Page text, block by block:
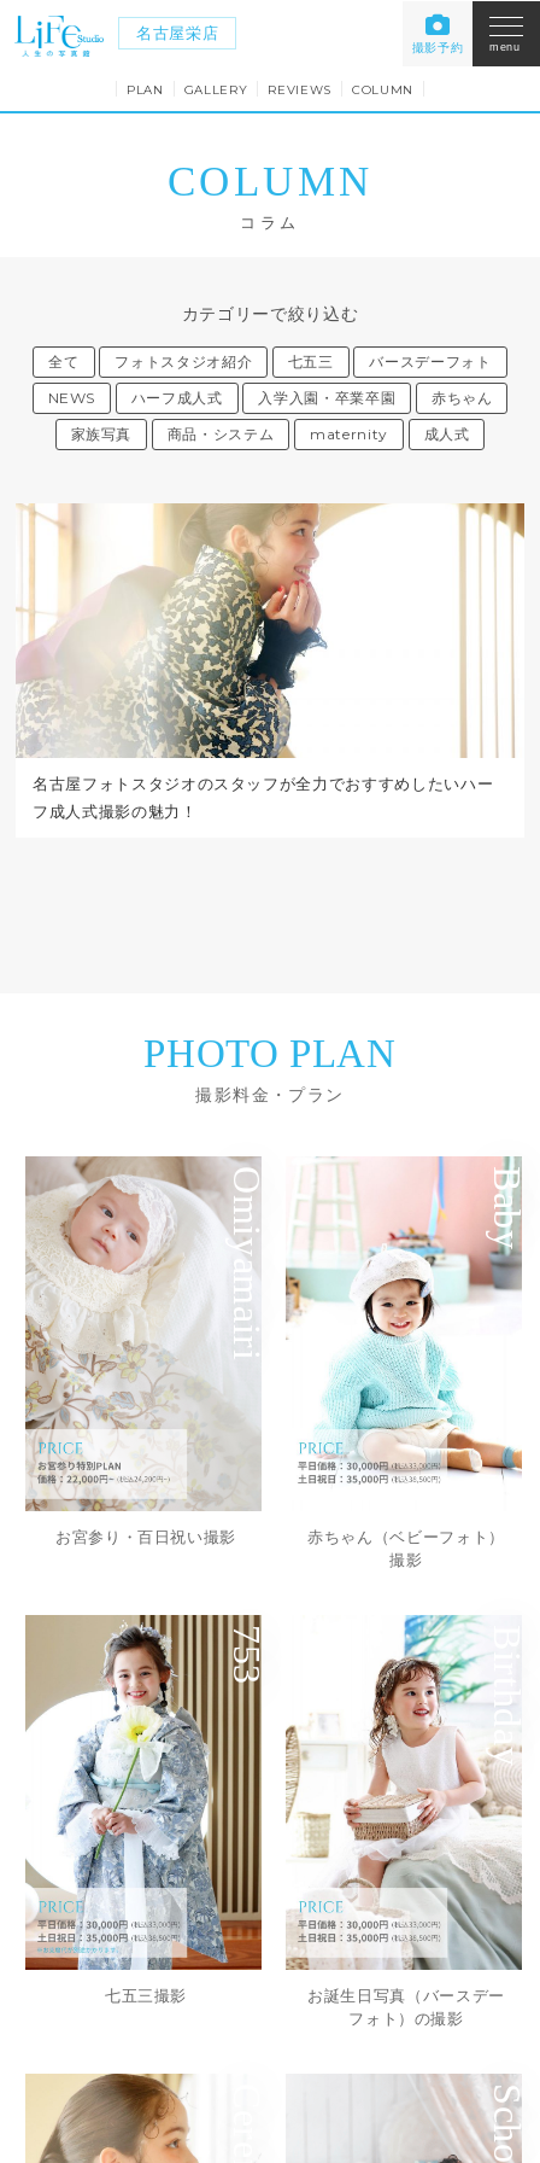
名古屋栄店
撮影予約 menu
PLAN GALLERY REVIEWS COLUMN
COLUMN
コラム
カテゴリーで絞り込む
全て フォトスタジオ紹介 七五三
バースデーフォト
NEWS
ハーフ成人式 入学入園・卒業卒園
赤ちゃん
家族写真
商品・システム maternity 成人式
名古屋フォトスタジオのスタッフが全力でおすすめしたいハー
フ成人式撮影の魅力！
PHOTO PLAN
撮影料金・プラン
Omiyamairi
お宮参り・百日祝い撮影
Baby
赤ちゃん（ベビーフォト）
撮影
753
七五三撮影
Birthday
お誕生日写真（バースデー
フォト）の撮影
School